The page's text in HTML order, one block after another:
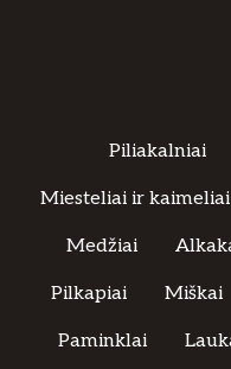
Piliakalniai
Miesteliai ir kaimeliai
Medžiai
Pilkapiai Miškai
Paminklai